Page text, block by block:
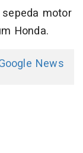
motor
Honda.
News